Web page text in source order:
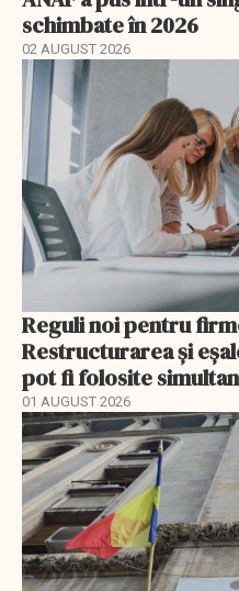
schimbate în 2026
02 AUGUST 2026
Reguli noi pentru
Restructurarea și
pot fi folosite simultan
01 AUGUST 2026